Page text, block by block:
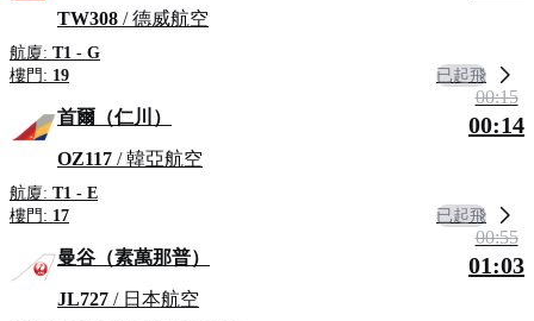
TW308 / 德威航空
航廈: T1 - G
樓門: 19 已起飛
首爾（仁川）
OZ117 / 韓亞航空
航廈: T1 - E
樓門: 17
00:15
00:14
已起飛
曼谷（素萬那普）
JL727 / 日本航空
00:55
01:03